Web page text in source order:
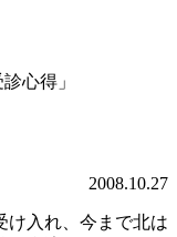
心得」
2008.10.27
け入れ、今まで北は